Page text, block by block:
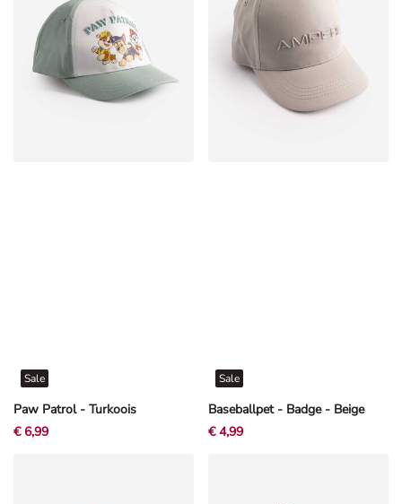
Paw Patrol - Turkoois
Sale
€ 6,99
Baseballpet - Badge - Beige
Sale
€ 4,99